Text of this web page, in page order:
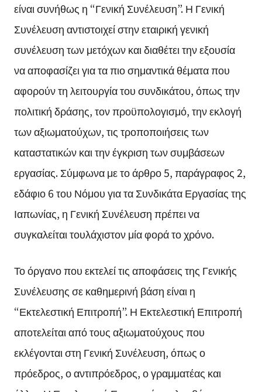
είναι συνήθως η “Γενική Συνέλευση”. Η Γενική
Συνέλευση αντιστοιχεί στην εταιρική γενική
συνέλευση των μετόχων και διαθέτει την εξουσία
να αποφασίζει για τα πιο σημαντικά θέματα που
αφορούν τη λειτουργία του συνδικάτου, όπως την
πολιτική δράσης, τον προϋπολογισμό, την εκλογή
των αξιωματούχων, τις τροποποιήσεις των
καταστατικών και την έγκριση των συμβάσεων
εργασίας. Σύμφωνα με το άρθρο 5, παράγραφος 2,
εδάφιο 6 του Νόμου για τα Συνδικάτα Εργασίας της
Ιαπωνίας, η Γενική Συνέλευση πρέπει να
συγκαλείται τουλάχιστον μία φορά το χρόνο.
Το όργανο που εκτελεί τις αποφάσεις της Γενικής
Συνέλευσης σε καθημερινή βάση είναι η
“Εκτελεστική Επιτροπή”. Η Εκτελεστική Επιτροπή
αποτελείται από τους αξιωματούχους που
εκλέγονται στη Γενική Συνέλευση, όπως ο
πρόεδρος, ο αντιπρόεδρος, ο γραμματέας και